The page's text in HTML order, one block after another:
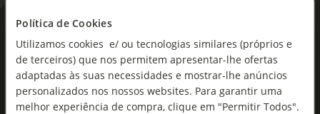
Política de Cookies
Utilizamos cookies e/ ou tecnologias similares (próprios e
de terceiros) que nos permitem apresentar-lhe ofertas
adaptadas às suas necessidades e mostrar-lhe anúncios
personalizados nos nossos websites. Para garantir uma
melhor experiência de compra, clique em "Permitir Todos".
As novidades mais frescas no
seu e-mail!
Subscreva e descubra campanhas exclusivas,
ofertas e novidades para si.